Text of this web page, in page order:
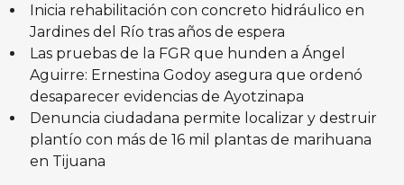
Inicia rehabilitación con concreto hidráulico en
Jardines del Río tras años de espera
Las pruebas de la FGR que hunden a Ángel
Aguirre: Ernestina Godoy asegura que ordenó
desaparecer evidencias de Ayotzinapa
Denuncia ciudadana permite localizar y destruir
plantío con más de 16 mil plantas de marihuana
en Tijuana